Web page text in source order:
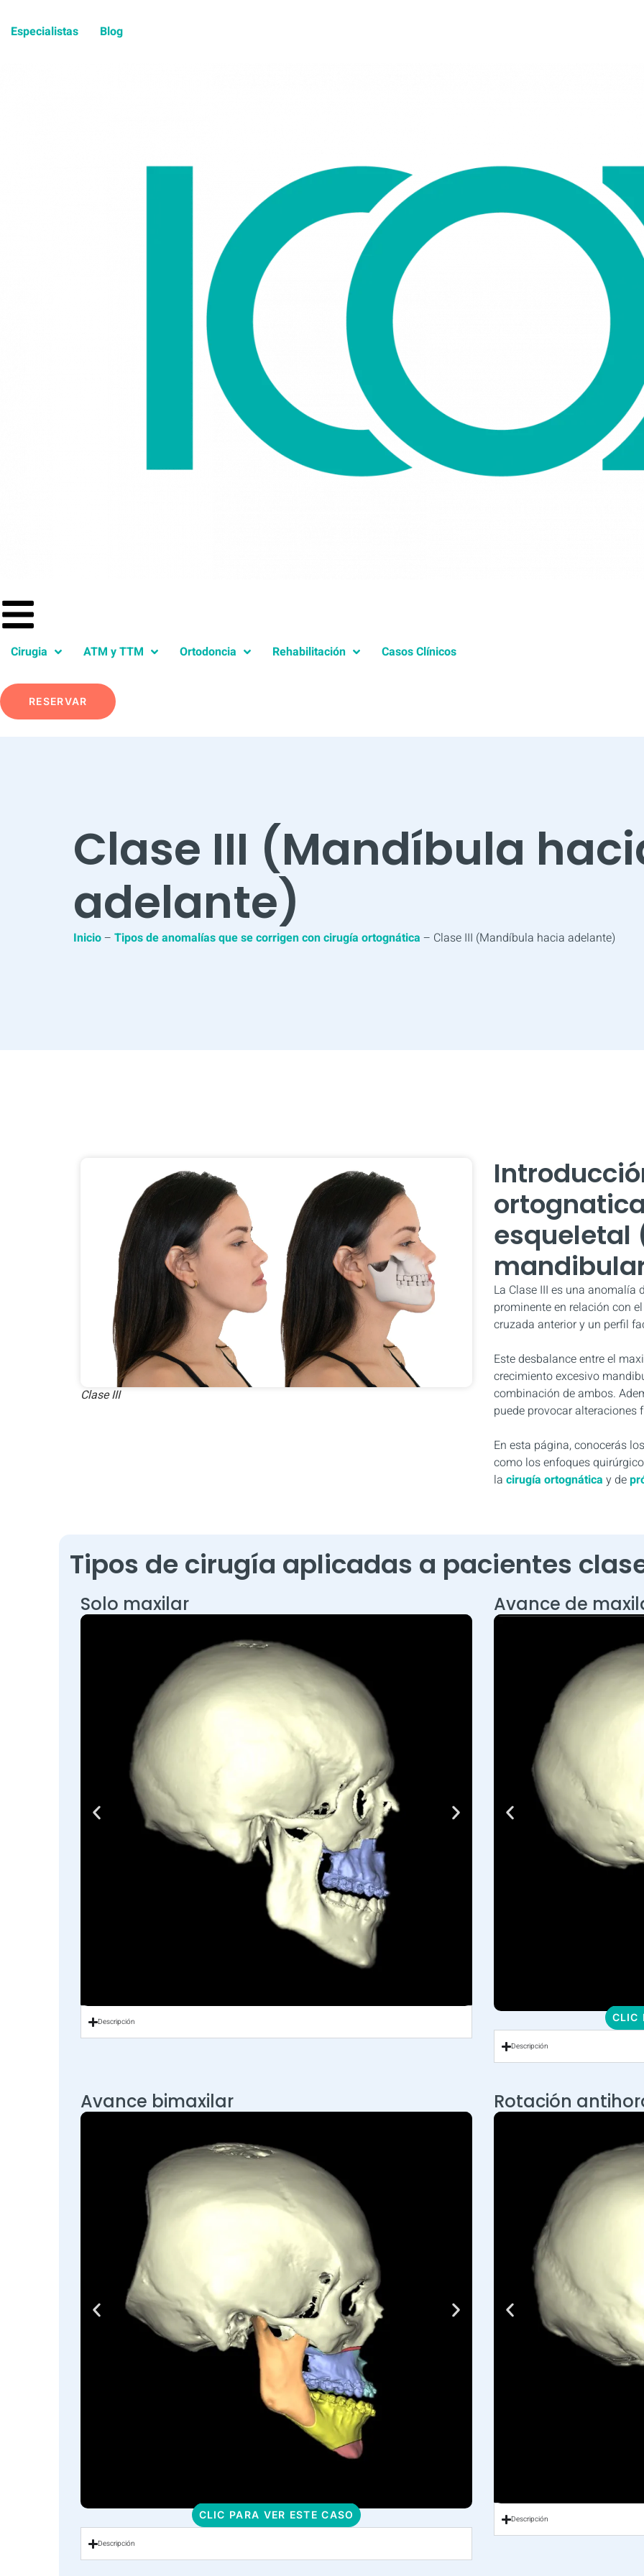
Especialistas Blog
Cirugia ATM y TTM Ortodoncia Rehabilitación Casos Clínicos
RESERVAR
Clase III (Mandíbula
adelante)
Inicio– Tipos de anomalías que se corrigen con cirugía ortognática – Clase III (Mandíbula hacia adelante)
Clase III
esqueletal
La Clase III es una
prominente en relación con
cruzada anterior y un perfil
Este desbalance entre el
crecimiento excesivo
combinación de ambos.
puede provocar
En esta página, conocerás
como los enfoques
la cirugía ortognática y de
Tipos de cirugía aplicadas a pacientes
Solo maxilar
Descripción
Avance de
CLIC
Descripción
Avance bimaxilar
CLIC PARA VER ESTE CASO
Descripción
Rotación
Descripción